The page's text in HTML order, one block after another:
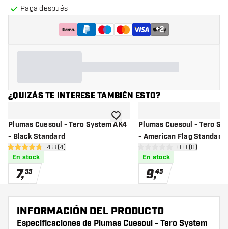
Paga después
+2
¿QUIZÁS TE INTERESE TAMBIÉN ESTO?
Plumas Cuesoul - Tero System AK4
- Black Standard
abrir panel de reseñas
4.8 estrellas de puntuación
4.8 (4)
En stock
7,55
añadir a la lista de deseos
Plumas Cuesoul - Tero
- American Flag Standard
abrir panel de
0 estrellas de puntuación
0.0 (0)
En stock
9,45
INFORMACIÓN DEL PRODUCTO
Especificaciones de Plumas Cuesoul - Tero System